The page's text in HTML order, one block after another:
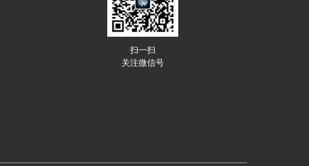
扫一扫
关注微信号